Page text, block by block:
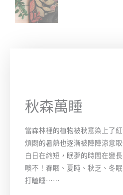
秋森萬睡
當森林裡的植物被秋意染上了紅
煩悶的暑熱也逐漸被陣陣涼意取
白日在縮短，眠夢的時間在變
噢不！春睏、夏盹、秋乏、冬
打瞌睡⋯⋯